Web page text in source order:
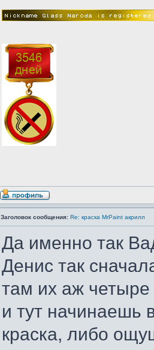
Заголовок сообщения: Re: краска MrPaint акрилл
Да именно так
Денис так
там их аж четыре
и тут начинаешь
краска, либо